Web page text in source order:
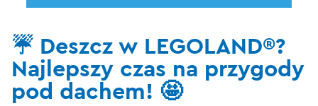
☔ Deszcz w LEGOLAND®?
Najlepszy czas na przygody
pod dachem! 🤩